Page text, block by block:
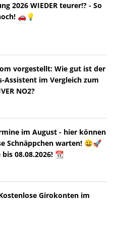
2026 WIEDER teurer!? - So
🚗💡
vorgestellt: Wie gut ist der
Assistent im Vergleich zum
NO2?
im August - hier können
Schnäppchen warten! 😀🚀
08.08.2026! 📆
Girokonten im